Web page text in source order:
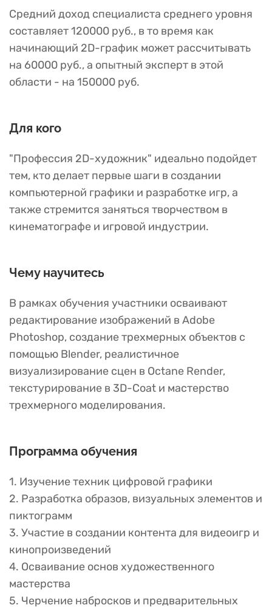
Средний доход специалиста среднего уровня
составляет 120000 руб., в то время как
начинающий 2D-график может рассчитывать
на 60000 руб., а опытный эксперт в этой
области - на 150000 руб.
Для кого
"Профессия 2D-художник" идеально подойдет
тем, кто делает первые шаги в создании
компьютерной графики и разработке игр, а
также стремится заняться творчеством в
кинематографе и игровой индустрии.
Чему научитесь
В рамках обучения участники осваивают
редактирование изображений в Adobe
Photoshop, создание трехмерных объектов с
помощью Blender, реалистичное
визуализирование сцен в Octane Render,
текстурирование в 3D-Coat и мастерство
трехмерного моделирования.
Программа обучения
1. Изучение техник цифровой графики
2. Разработка образов, визуальных элементов и
пиктограмм
3. Участие в создании контента для видеоигр и
кинопроизведений
4. Осваивание основ художественного
мастерства
5. Черчение набросков и предварительных